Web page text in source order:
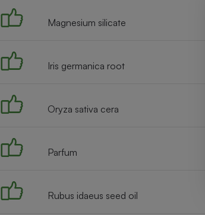
Magnesium silicate
Iris germanica root
Oryza sativa cera
Parfum
Rubus idaeus seed oil